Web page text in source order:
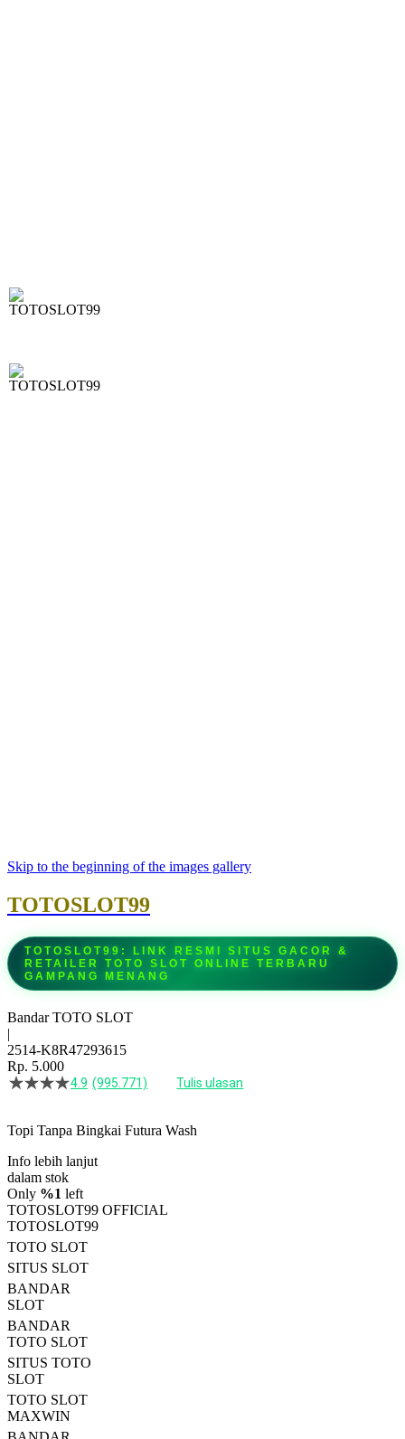
Skip to the beginning of the images gallery
TOTOSLOT99
TOTOSLOT99: LINK RESMI SITUS GACOR &
RETAILER TOTO SLOT ONLINE TERBARU
GAMPANG MENANG
Bandar TOTO SLOT
|
2514-K8R47293615
Rp. 5.000
4.5
bintang,
rating
rata-
rata.
Read
13
Reviews.
Tautan
halaman
yang
sama.
4.9 (995.771) Tulis ulasan
Topi Tanpa Bingkai Futura Wash
Info lebih lanjut
dalam stok
Only %1 left
TOTOSLOT99 OFFICIAL
TOTOSLOT99
TOTO SLOT
SITUS SLOT
BANDAR
SLOT
BANDAR
TOTO SLOT
SITUS TOTO
SLOT
TOTO SLOT
MAXWIN